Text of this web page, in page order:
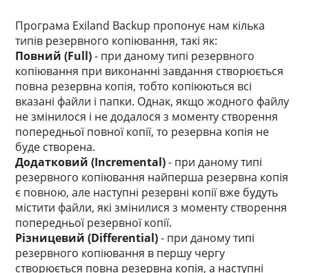
Програма Exiland Backup пропонує нам кілька
типів резервного копіювання, такі як:
Повний (Full)- при даному типі резервного
копіювання при виконанні завдання створюється
повна резервна копія, тобто копіюються всі
вказані файли і папки. Однак, якщо жодного файлу
не змінилося і не додалося з моменту створення
попередньої повної копії, то резервна копія не
буде створена.
Додатковий (Incremental)- при даному типі
резервного копіювання найперша резервна копія
є повною, але наступні резервні копії вже будуть
містити файли, які змінилися з моменту створення
попередньої резервної копії.
Різницевий (Differential)- при даному типі
резервного копіювання в першу чергу
створюється повна резервна копія, а наступні